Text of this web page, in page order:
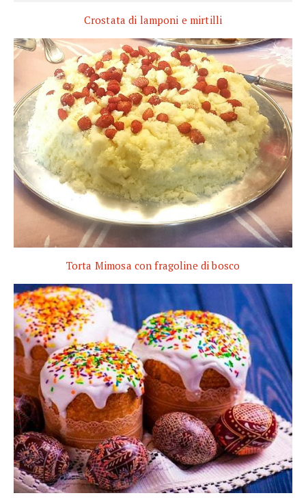
Crostata di lamponi e mirtilli
Torta Mimosa con fragoline di bosco